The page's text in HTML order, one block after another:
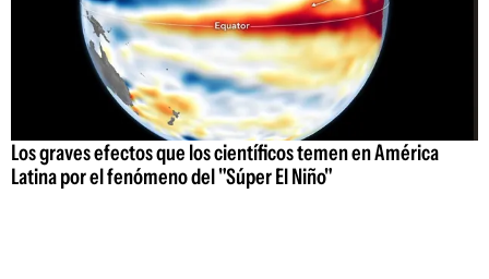
Los graves efectos que los científicos temen en América
Latina por el fenómeno del "Súper El Niño"